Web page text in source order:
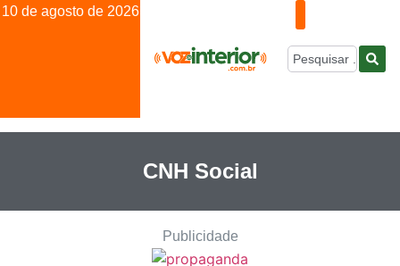
10 de agosto de 2026
CNH Social
Publicidade